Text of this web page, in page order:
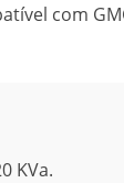
com
KVa.